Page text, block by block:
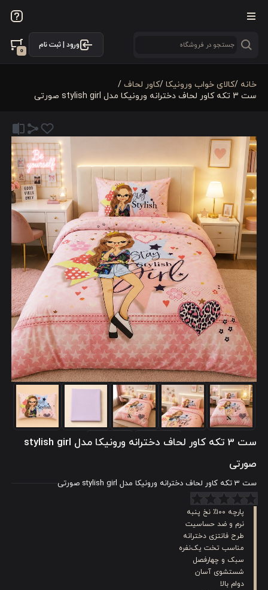
ورود | ثبت نام
0
خانه /کالای خواب ورونیکا /کاور لحاف /
ست 3 تکه کاور لحاف دخترانه ورونیکا مدل stylish girl صورتی
ست 3 تکه کاور لحاف دخترانه ورونیکا مدل stylish girl
صورتی
ست 3 تکه کاور لحاف دخترانه ورونیکا مدل stylish girl صورتی
پارچه ۱۰۰٪ نخ پنبه
نرم و ضد حساسیت
طرح فانتزی دخترانه
مناسب تخت یک‌نفره
سبک و چهارفصل
شستشوی آسان
دوام بالا